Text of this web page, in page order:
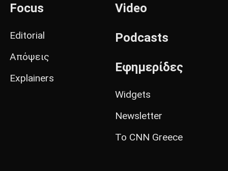
Focus
Editorial
Απόψεις
Explainers
Video
Podcasts
Εφημερίδες
Widgets
Newsletter
Το CNN Greece